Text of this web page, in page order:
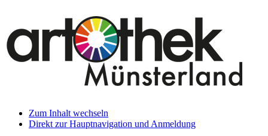
Zum Inhalt wechseln
Direkt zur Hauptnavigation und Anmeldung